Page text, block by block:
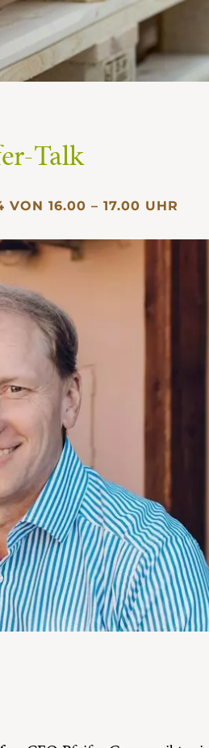
Talk
VON 16.00 – 17.00 UHR